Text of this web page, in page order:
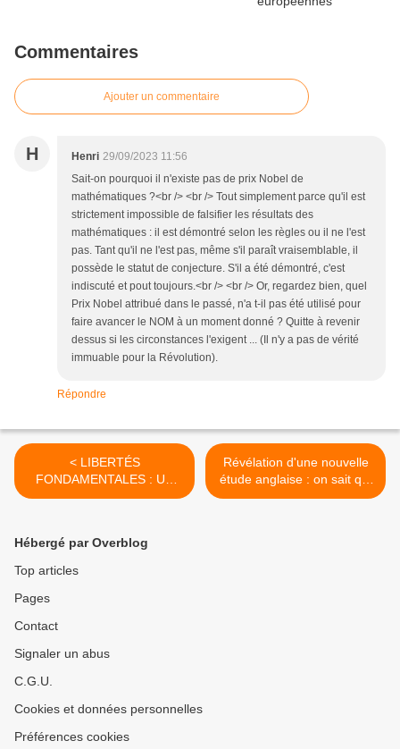
Commentaires
Ajouter un commentaire
H Henri 29/09/2023 11:56
Sait-on pourquoi il n'existe pas de prix Nobel de
mathématiques ?<br /> <br /> Tout simplement parce qu'il est
strictement impossible de falsifier les résultats des
mathématiques : il est démontré selon les règles ou il ne l'est
pas. Tant qu'il ne l'est pas, même s'il paraît vraisemblable, il
possède le statut de conjecture. S'il a été démontré, c'est
indiscuté et pout toujours.<br /> <br /> Or, regardez bien, quel
Prix Nobel attribué dans le passé, n'a t-il pas été utilisé pour
faire avancer le NOM à un moment donné ? Quitte à revenir
dessus si les circonstances l'exigent ... (Il n'y a pas de vérité
immuable pour la Révolution).
Répondre
< LIBERTÉS
FONDAMENTALES : UN
GLISSEMENT SANS
Révélation d'une nouvelle
étude anglaise : on sait qui
meurt le plus ! >
Hébergé par Overblog
Top articles
Pages
Contact
Signaler un abus
C.G.U.
Cookies et données personnelles
Préférences cookies